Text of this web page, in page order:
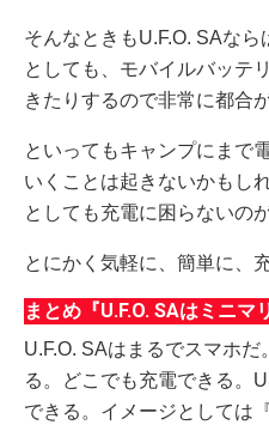
そんなときもU.F.O. SAな
としても、モバイルバッテ
きたりするので非常に都合
といってもキャンプにまで
いくことは起きないかもし
としても充電に困らないの
とにかく気軽に、簡単に、
まとめ『U.F.O. SAはミニマ
U.F.O. SAはまるでスマホ
る。どこでも充電できる。
できる。イメージとしては『